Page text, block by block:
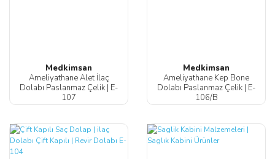
Medkimsan
Ameliyathane Alet İlaç
Dolabı Paslanmaz Çelik | E-
107
Medkimsan
Ameliyathane Kep Bone
Dolabı Paslanmaz Çelik | E-
106/B